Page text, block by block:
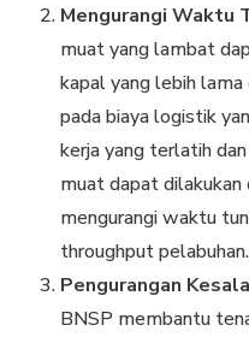
Mengurangi Waktu
muat yang lambat
kapal yang lebih
pada biaya logistik
kerja yang terlatih
muat dapat dilakukan
mengurangi waktu
throughput pelabuhan.
Pengurangan
BNSP membantu